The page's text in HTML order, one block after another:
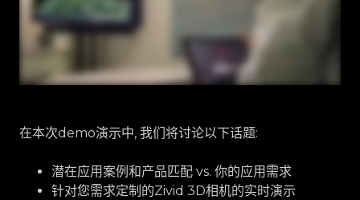
在本次demo演示中, 我们将讨论以下话题:
潜在应用案例和产品匹配 vs. 你的应用需求
针对您需求定制的Zivid 3D相机的实时演示